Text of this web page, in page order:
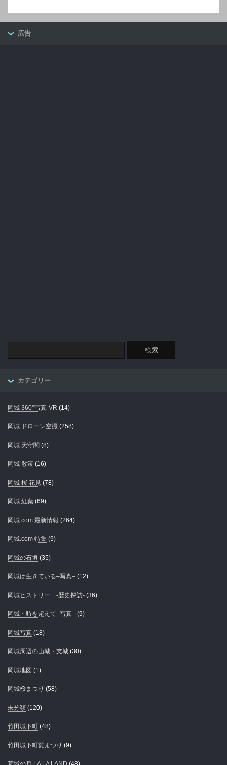
広告
カテゴリー
岡城 360°写真-VR (14)
岡城 ドローン空撮 (258)
岡城 天守閣 (8)
岡城 散策 (16)
岡城 桜 花見 (78)
岡城 紅葉 (69)
岡城.com 最新情報 (264)
岡城.com 特集 (9)
岡城の石垣 (35)
岡城は生きている–写真– (12)
岡城ヒストリー -歴史探訪- (36)
岡城・時を超えて–写真– (9)
岡城写真 (18)
岡城周辺の山城・支城 (30)
岡城地図 (1)
岡城桜まつり (58)
未分類 (120)
竹田城下町 (48)
竹田城下町雛まつり (9)